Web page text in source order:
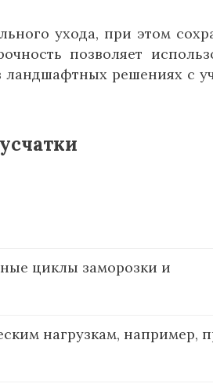
ухода, при этом
позволяет
ландшафтных решениях с
циклы заморозки и
нагрузкам, например,